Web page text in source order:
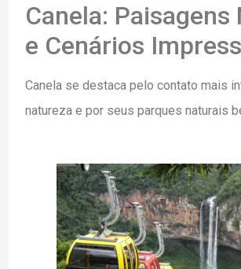
Canela: Paisagens
e Cenários
Canela se destaca pelo contato mais
natureza e por seus parques naturais